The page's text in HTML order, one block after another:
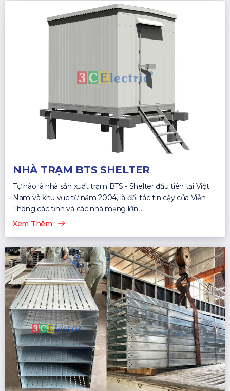
NHÀ TRẠM BTS SHELTER
Tự hào là nhà sản xuất trạm BTS - Shelter đầu tiên tại Việt
Nam và khu vực từ năm 2004, là đối tác tin cậy của Viễn
Thông các tỉnh và các nhà mạng lớn...
Xem Thêm